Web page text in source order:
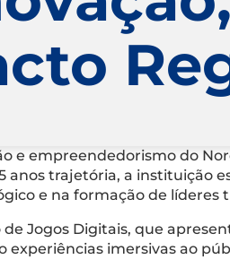
e empreendedorismo do
anos trajetória, a instituição
e na formação de líderes
Jogos Digitais, que
imersivas ao